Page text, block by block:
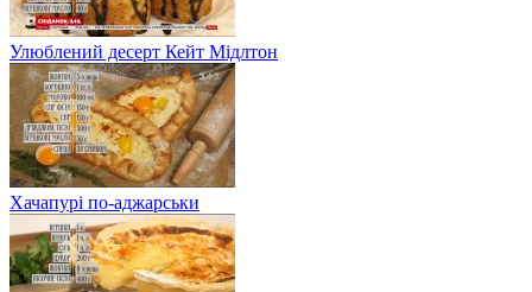
Улюблений десерт Кейт Мідлтон
Хачапурі по-аджарськи